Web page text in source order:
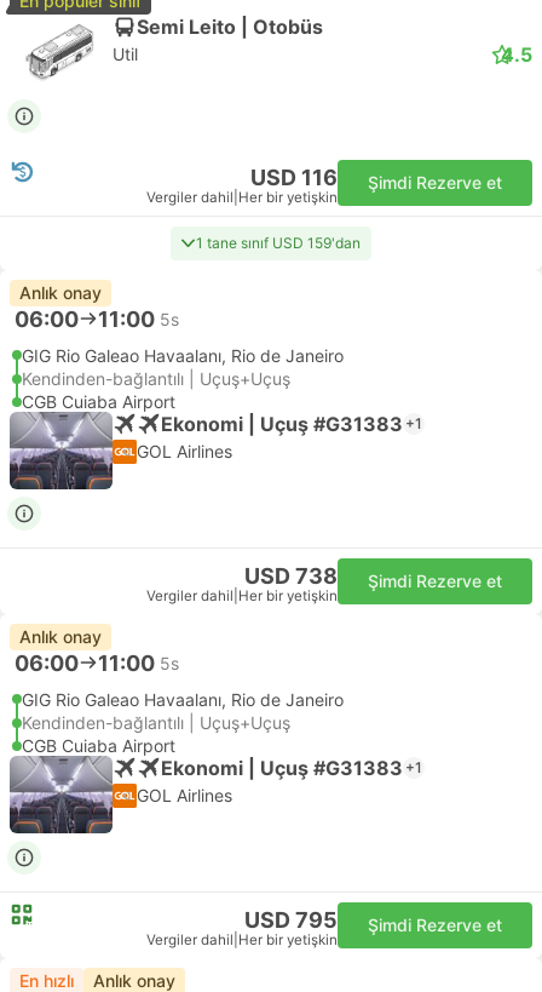
Semi Leito | Otobüs
Util 4.5
USD 116
Vergiler dahil Her bir yetişkin
Şimdi Rezerve et
1 tane sınıf USD 159'dan
Anlık onay
06:00 11:00 5s
GIG Rio Galeao Havaalanı, Rio de Janeiro
Kendinden-bağlantılı | Uçuş+Uçuş
CGB Cuiaba Airport
Ekonomi | Uçuş #G31383 +1
GOL Airlines
USD 738
Vergiler dahil Her bir yetişkin
Şimdi Rezerve et
Anlık onay
06:00 11:00 5s
GIG Rio Galeao Havaalanı, Rio de Janeiro
Kendinden-bağlantılı | Uçuş+Uçuş
CGB Cuiaba Airport
Ekonomi | Uçuş #G31383 +1
GOL Airlines
USD 795
Vergiler dahil Her bir yetişkin
Şimdi Rezerve et
En hızlı Anlık onay